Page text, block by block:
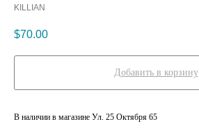
KILLIAN
$70.00
Добавить в корзину
В наличии в магазине Ул. 25 Октября 65